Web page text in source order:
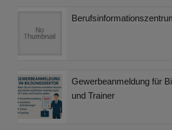
Gewerbeanmeldung für
und Trainer